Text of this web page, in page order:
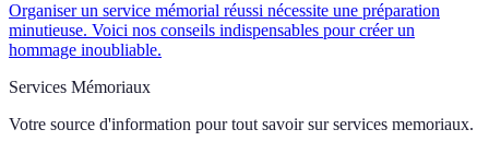
Organiser un service mémorial réussi nécessite une préparation
minutieuse. Voici nos conseils indispensables pour créer un
hommage inoubliable.
Services Mémoriaux
Votre source d'information pour tout savoir sur services memoriaux.